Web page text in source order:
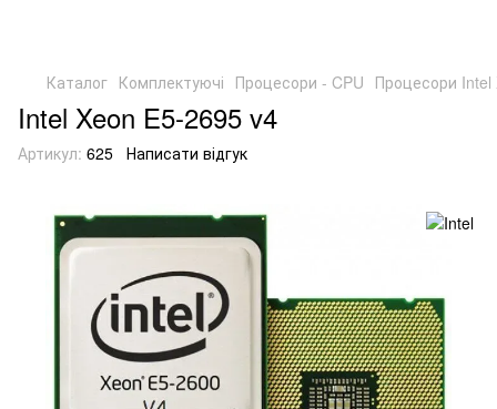
Каталог Комплектуючі Процесори - CPU Процесори Intel
Intel Xeon E5-2695 v4
Артикул: 625 Написати відгук